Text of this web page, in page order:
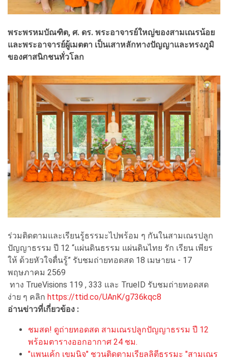
พระพรหมบัณฑิต, ศ. ดร. พระอาจารย์ใหญ่ของสามเณรน้อย
และพระอาจารย์ผู้เมตตา เป็นเสาหลักทางปัญญาและทรงภูมิ
ของศาสนิกชนทั่วโลก
ร่วมติดตามและเรียนรู้ธรรมะไปพร้อม ๆ กันในสามเณรปลูก
ปัญญาธรรม ปี 12 “แผ่นดินธรรม แผ่นดินไทย รัก เรียน เพียร
ให้ ด้วยหัวใจตื่นรู้” รับชมถ่ายทอดสด 18 เมษายน - 17
พฤษภาคม 2569
ทาง TrueVisions 119 , 333 และ TrueID รับชมถ่ายทอดสด
ง่าย ๆ คลิก https://ttid.co/UAnK/g736kqc8
อ่านข่าวที่เกี่ยวข้อง :
ชมสด! ดูถ่ายทอดสด สามเณรปลูกปัญญาธรรม ปี 12
พร้อมตารางออกอากาศ 24 ชม.
"แพนเค้ก เขมนิจ" ชวนติดตามเรียลลิตีธรรมะ "สามเณร